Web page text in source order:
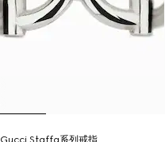
Gucci Staffa系列戒指